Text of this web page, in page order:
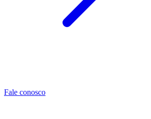
Fale conosco